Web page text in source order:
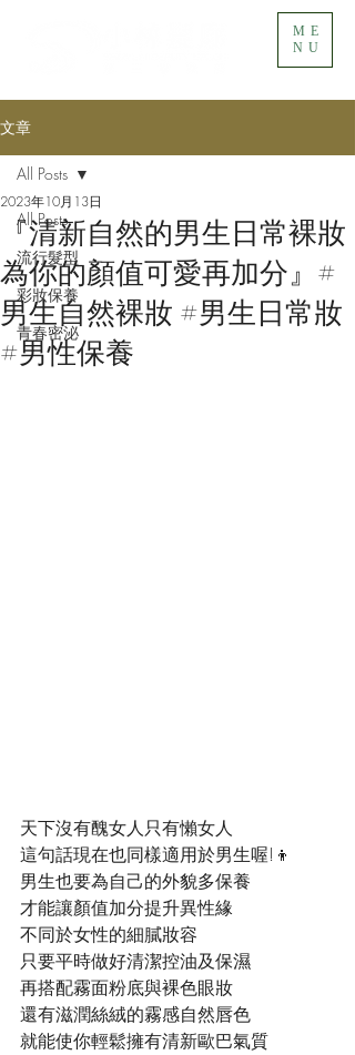
ME
NU
文章
All Posts
流行髮型
彩妝保養
青春密泌
All Posts
『清新自然的男生日常裸妝
為你的顏值可愛再加分』#
男生自然裸妝 #男生日常妝
#男性保養
2023年10月13日
天下沒有醜女人只有懶女人
這句話現在也同樣適用於男生喔!👦
男生也要為自己的外貌多保養
才能讓顏值加分提升異性緣
不同於女性的細膩妝容
只要平時做好清潔控油及保濕
再搭配霧面粉底與裸色眼妝
還有滋潤絲絨的霧感自然唇色
就能使你輕鬆擁有清新歐巴氣質